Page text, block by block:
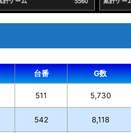
台番 G数
511 5,730
542 8,118